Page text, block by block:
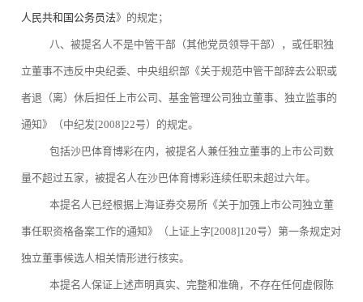
人民共和国公务员法》的规定；
八、被提名人不是中管干部（其他党员领导干部），或任职独
立董事不违反中央纪委、中央组织部《关于规范中管干部辞去公职或
者退（离）休后担任上市公司、基金管理公司独立董事、独立监事的
通知》（中纪发[2008]22号）的规定。
包括沙巴体育博彩在内，被提名人兼任独立董事的上市公司数
量不超过五家，被提名人在沙巴体育博彩连续任职未超过六年。
本提名人已经根据上海证券交易所《关于加强上市公司独立董
事任职资格备案工作的通知》（上证上字[2008]120号）第一条规定对
独立董事候选人相关情形进行核实。
本提名人保证上述声明真实、完整和准确，不存在任何虚假陈